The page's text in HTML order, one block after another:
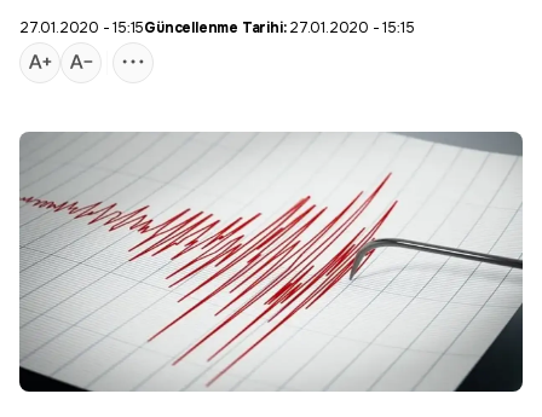
27.01.2020 - 15:15Güncellenme Tarihi:27.01.2020 - 15:15